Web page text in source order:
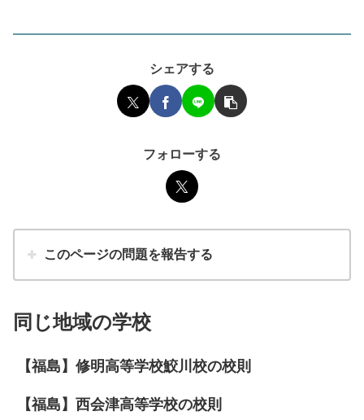
シェアする
フォローする
このページの問題を報告する
同じ地域の学校
【福島】修明高等学校鮫川校の校則
【福島】西会津高等学校の校則